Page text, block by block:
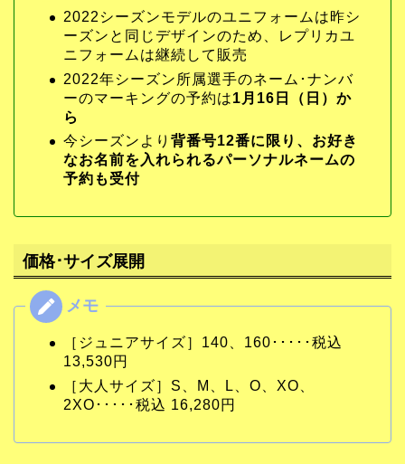
2022シーズンモデルのユニフォームは昨シ
ーズンと同じデザインのため、レプリカユ
ニフォームは継続して販売
2022年シーズン所属選手のネーム･ナンバ
ーのマーキングの予約は1月16日（日）か
ら
今シーズンより 背番号12番に限り、お好き
なお名前を入れられるパーソナルネームの
予約も受付
価格･サイズ展開
［ジュニアサイズ］140、160･････税込
13,530円
［大人サイズ］S、M、L、O、XO、
2XO･････税込 16,280円